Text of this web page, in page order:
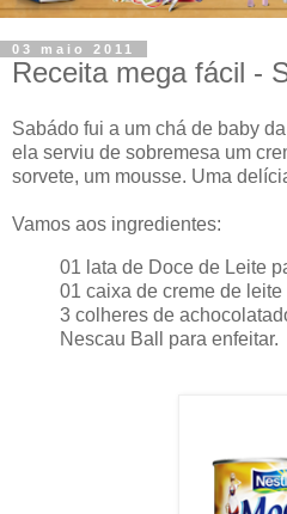
03 maio 2011
Receita mega fácil -
Sabádo fui a um chá de baby
ela serviu de sobremesa um
sorvete, um mousse. Uma
Vamos aos ingredientes:
01 lata de Doce de Leite
01 caixa de creme de leite
3 colheres de
Nescau Ball para enfeitar.